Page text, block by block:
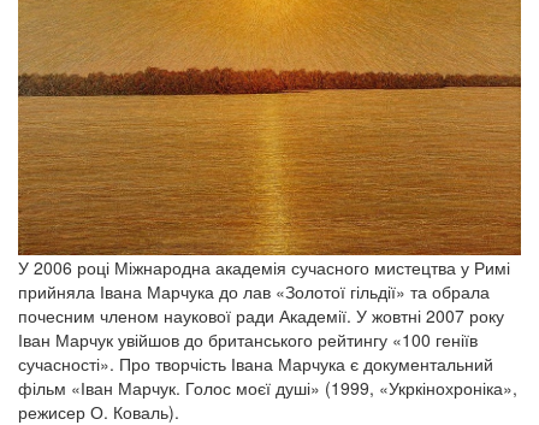
У 2006 році Міжнародна академія сучасного мистецтва у Римі
прийняла Івана Марчука до лав «Золотої гільдії» та обрала
почесним членом наукової ради Академії. У жовтні 2007 року
Іван Марчук увійшов до британського рейтингу «100 геніїв
сучасності». Про творчість Івана Марчука є документальний
фільм «Іван Марчук. Голос моєї душі» (1999, «Укркінохроніка»,
режисер О. Коваль).